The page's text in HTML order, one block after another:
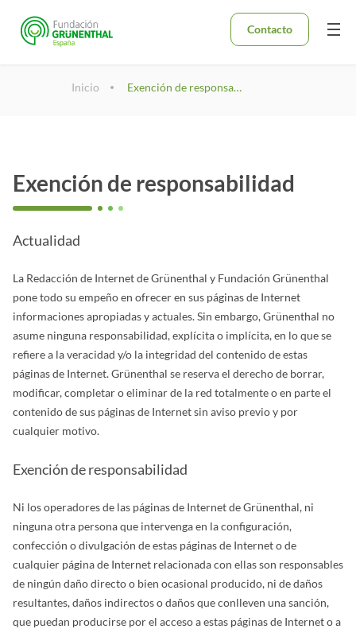
Contacto
Inicio Exención de responsabilidad
Exención de responsabilidad
Actualidad
La Redacción de Internet de Grünenthal y Fundación Grünenthal
pone todo su empeño en ofrecer en sus páginas de Internet
informaciones apropiadas y actuales. Sin embargo, Grünenthal no
asume ninguna responsabilidad, explícita o implícita, en lo que se
refiere a la veracidad y/o la integridad del contenido de estas
páginas de Internet. Grünenthal se reserva el derecho de borrar,
modificar, completar o eliminar de la red totalmente o en parte el
contenido de sus páginas de Internet sin aviso previo y por
cualquier motivo.
Exención de responsabilidad
Ni los operadores de las páginas de Internet de Grünenthal, ni
ninguna otra persona que intervenga en la configuración,
confección o divulgación de estas páginas de Internet o de
cualquier página de Internet relacionada con ellas son responsables
de ningún daño directo o bien ocasional producido, ni de daños
resultantes, daños indirectos o daños que conlleven una sanción,
que puedan producirse por el acceso a estas páginas de Internet o a